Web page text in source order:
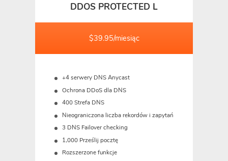
DDOS PROTECTED L
$39.95/miesiąc
+4 serwery DNS Anycast
Ochrona DDoS dla DNS
400 Strefa DNS
Nieograniczona liczba rekordów i zapytań
3 DNS Failover checking
1,000 Prześlij pocztę
Rozszerzone funkcje